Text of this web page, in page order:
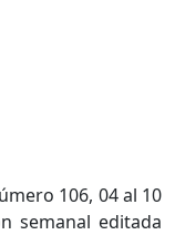
106, 04 al 10
semanal editada